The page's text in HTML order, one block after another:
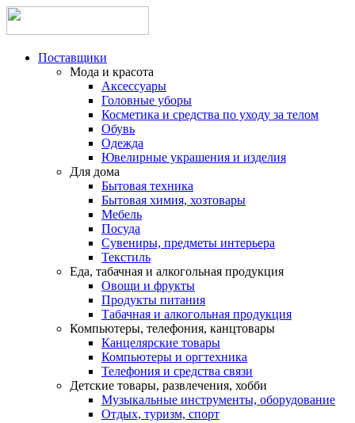
Поставщики
Мода и красота
Аксессуары
Головные уборы
Косметика и средства по уходу за телом
Обувь
Одежда
Ювелирные украшения и изделия
Для дома
Бытовая техника
Бытовая химия, хозтовары
Мебель
Посуда
Сувениры, предметы интерьера
Текстиль
Еда, табачная и алкогольная продукция
Овощи и фрукты
Продукты питания
Табачная и алкогольная продукция
Компьютеры, телефония, канцтовары
Канцелярские товары
Компьютеры и оргтехника
Телефония и средства связи
Детские товары, развлечения, хобби
Музыкальные инструменты, оборудование
Отдых, туризм, спорт